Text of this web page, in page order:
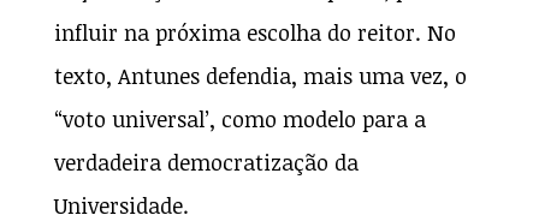
influir na próxima escolha do reitor. No
texto, Antunes defendia, mais uma vez, o
“voto universal’, como modelo para a
verdadeira democratização da
Universidade.